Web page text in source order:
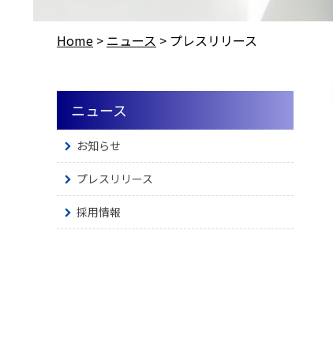
Home > ニュース > プレスリリース
ニュース
お知らせ
プレスリリース
採用情報